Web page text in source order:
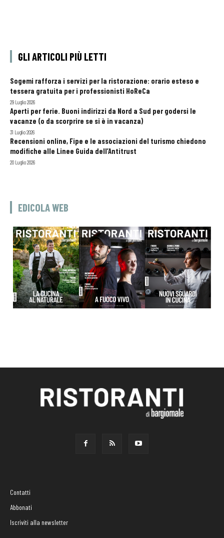
GLI ARTICOLI PIÙ LETTI
Sogemi rafforza i servizi per la ristorazione: orario esteso e
tessera gratuita per i professionisti HoReCa
29 Luglio 2026
Aperti per ferie. Buoni indirizzi da Nord a Sud per godersi le
vacanze (o da scorprire se si è in vacanza)
31 Luglio 2026
Recensioni online, Fipe e le associazioni del turismo chiedono
modifiche alle Linee Guida dell’Antitrust
20 Luglio 2026
EDICOLA WEB
Contatti
Abbonati
Iscriviti alla newsletter